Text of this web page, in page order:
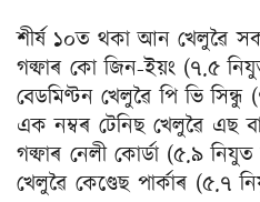
শীৰ্ষ ১০ত থকা আন খেলুৱৈ
গল্ফাৰ কো জিন-ইয়ং (৭.৫
বেডমিণ্টন খেলুৱৈ পি ভি
এক নম্বৰ টেনিছ খেলুৱৈ এছ
গল্ফাৰ নেলী কোৰ্ডা (৫.৯
খেলুৱৈ কেণ্ডেছ পাৰ্কাৰ (৫.৭